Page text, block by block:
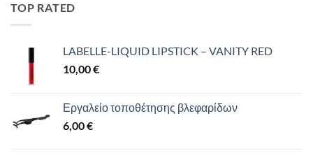
TOP RATED
LABELLE-LIQUID LIPSTICK – VANITY RED
10,00€
Εργαλείο τοποθέτησης βλεφαρίδων
6,00€